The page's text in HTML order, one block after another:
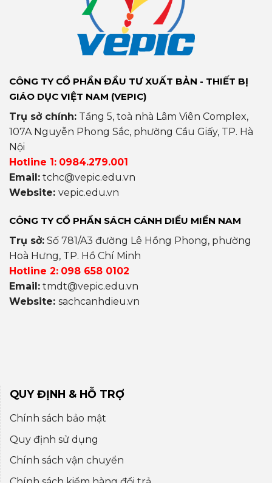
CÔNG TY CỔ PHẦN ĐẦU TƯ XUẤT BẢN - THIẾT BỊ
GIÁO DỤC VIỆT NAM (VEPIC)
Trụ sở chính: Tầng 5, toà nhà Lâm Viên Complex,
107A Nguyễn Phong Sắc, phường Cầu Giấy, TP. Hà
Nội
Hotline 1: 0984.279.001
Email: tchc@vepic.edu.vn
Website: vepic.edu.vn
CÔNG TY CỔ PHẦN SÁCH CÁNH DIỀU MIỀN NAM
Trụ sở: Số 781/A3 đường Lê Hồng Phong, phường
Hoà Hưng, TP. Hồ Chí Minh
Hotline 2: 098 658 0102
Email: tmdt@vepic.edu.vn
Website: sachcanhdieu.vn
QUY ĐỊNH & HỖ TRỢ
Chính sách bảo mật
Quy định sử dụng
Chính sách vận chuyển